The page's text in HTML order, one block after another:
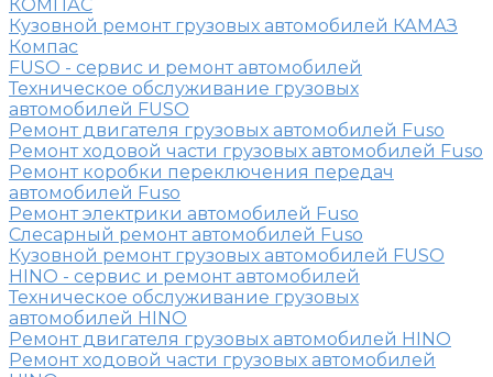
КОМПАС
Кузовной ремонт грузовых автомобилей КАМАЗ
Компас
FUSO - сервис и ремонт автомобилей
Техническое обслуживание грузовых
автомобилей FUSO
Ремонт двигателя грузовых автомобилей Fuso
Ремонт ходовой части грузовых автомобилей Fuso
Ремонт коробки переключения передач
автомобилей Fuso
Ремонт электрики автомобилей Fuso
Слесарный ремонт автомобилей Fuso
Кузовной ремонт грузовых автомобилей FUSO
HINO - сервис и ремонт автомобилей
Техническое обслуживание грузовых
автомобилей HINO
Ремонт двигателя грузовых автомобилей HINO
Ремонт ходовой части грузовых автомобилей